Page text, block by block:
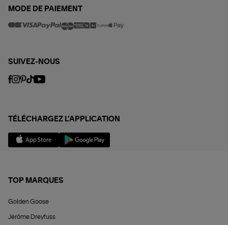
MODE DE PAIEMENT
SUIVEZ-NOUS
TÉLÉCHARGEZ L'APPLICATION
TOP MARQUES
Golden Goose
Jérôme Dreyfuss